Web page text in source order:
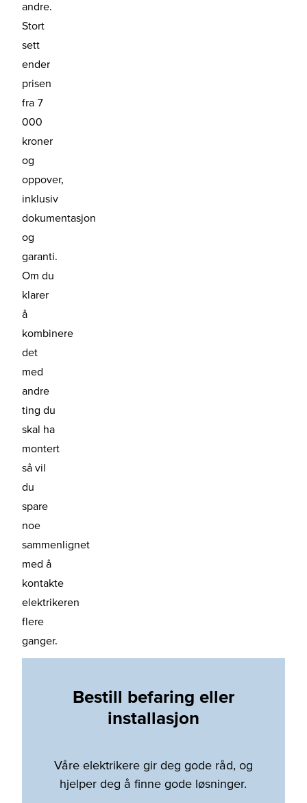
andre.
Stort
sett
ender
prisen
fra 7
000
kroner
og
oppover,
inklusiv
dokumentasjon
og
garanti.
Om du
klarer
å
kombinere
det
med
andre
ting du
skal ha
montert
så vil
du
spare
noe
sammenlignet
med å
kontakte
elektrikeren
flere
ganger.
Bestill befaring eller
installasjon
Våre elektrikere gir deg gode råd, og
hjelper deg å finne gode løsninger.